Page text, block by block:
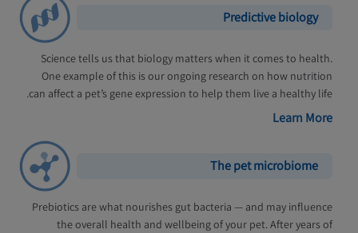
Predictive biology
Science tells us that biology matters when it comes to health.
One example of this is our ongoing research on how nutrition
can affect a pet’s gene expression to help them live a healthy life.
Learn More
The pet microbiome
Prebiotics are what nourishes gut bacteria — and may influence
the overall health and wellbeing of your pet. After years of